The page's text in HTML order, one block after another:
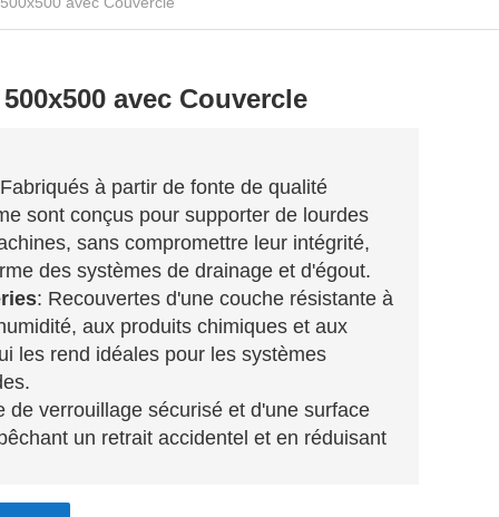
avec Couvercle
à partir de fonte de qualité
sont conçus pour supporter de lourdes
sans compromettre leur intégrité,
des systèmes de drainage et d'égout.
: Recouvertes d'une couche résistante à
aux produits chimiques et aux
les rend idéales pour les systèmes
de verrouillage sécurisé et d'une surface
un retrait accidentel et en réduisant